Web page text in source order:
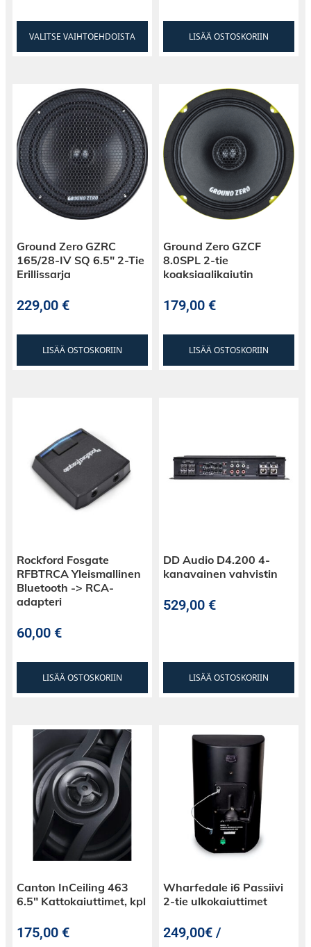
VALITSE VAIHTOEHDOISTA LISÄÄ OSTOSKORIIN
Ground Zero GZRC
165/28-IV SQ 6.5″ 2-Tie
Erillissarja
229,00€
LISÄÄ OSTOSKORIIN
Ground Zero GZCF
8.0SPL 2-tie
koaksiaalikaiutin
179,00€
LISÄÄ OSTOSKORIIN
Rockford Fosgate
RFBTRCA Yleismallinen
Bluetooth -> RCA-
adapteri
60,00€
LISÄÄ OSTOSKORIIN
DD Audio D4.200 4-
kanavainen vahvistin
529,00€
LISÄÄ OSTOSKORIIN
Canton InCeiling 463
6.5″ Kattokaiuttimet, kpl
175,00€
Wharfedale i6 Passiivi
2-tie ulkokaiuttimet
249,00€ /